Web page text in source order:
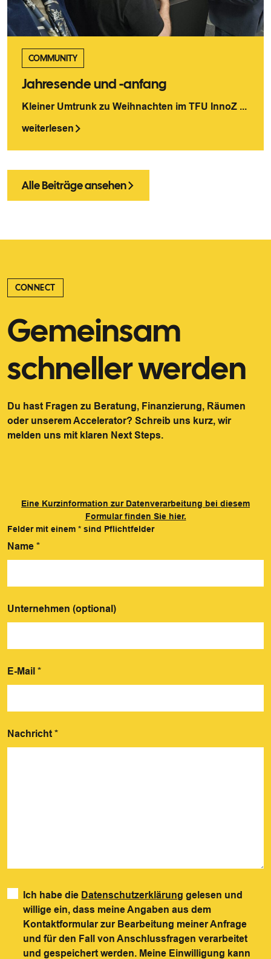
COMMUNITY
Jahresende und -anfang
Kleiner Umtrunk zu Weihnachten im TFU InnoZ ...
weiterlesen
Alle Beiträge ansehen
CONNECT
Gemeinsam
schneller werden
Du hast Fragen zu Beratung, Finanzierung, Räumen
oder unserem Accelerator? Schreib uns kurz, wir
melden uns mit klaren Next Steps.
Eine Kurzinformation zur Datenverarbeitung bei diesem
Formular finden Sie hier.
Felder mit einem * sind Pflichtfelder
Name *
Unternehmen (optional)
E-Mail *
Nachricht *
Ich habe die Datenschutzerklärung gelesen und
willige ein, dass meine Angaben aus dem
Kontaktformular zur Bearbeitung meiner Anfrage
und für den Fall von Anschlussfragen verarbeitet
und gespeichert werden. Meine Einwilligung kann